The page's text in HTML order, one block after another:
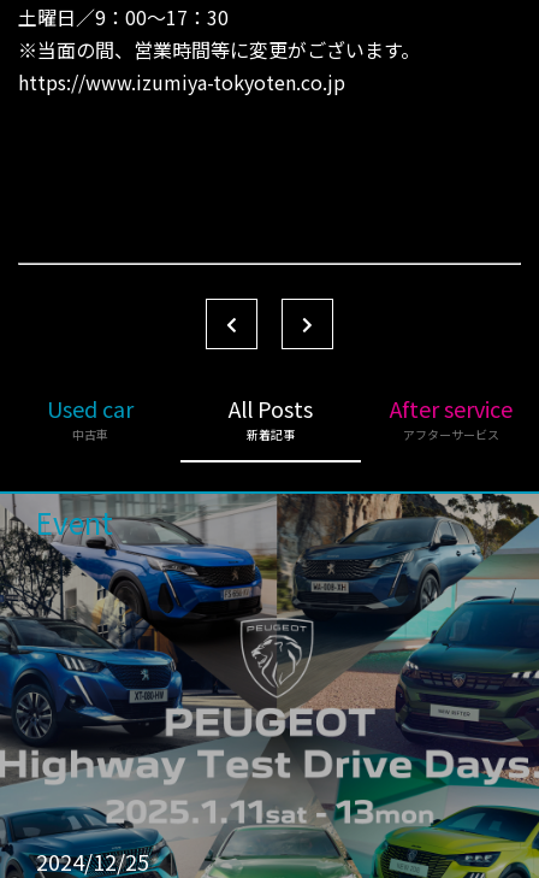
土曜日／9：00〜17：30
※当面の間、営業時間等に変更がございます。
https://www.izumiya-tokyoten.co.jp
Used car
中古車
All Posts
新着記事
After service
アフターサービス
Event
2024/12/25